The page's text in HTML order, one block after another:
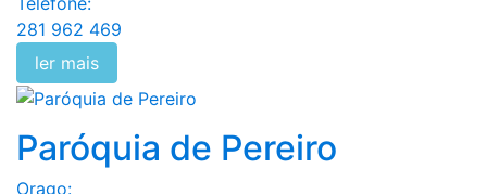
281 962 469
ler mais
Paróquia de Pereiro
Orago: